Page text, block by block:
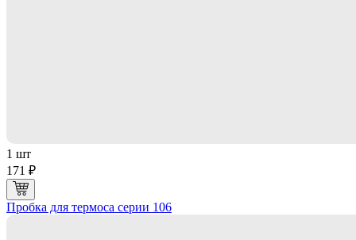
1 шт
171 ₽
Пробка для термоса серии 106